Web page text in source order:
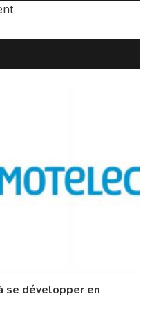
se développer en